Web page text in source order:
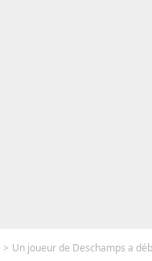
Un joueur de Deschamps a